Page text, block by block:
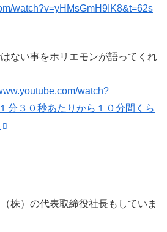
watch?v=yHMsGmH9IK8&t=62s
ない事をホリエモンが語ってくれ
watch?
分３０秒あたりから１０分間くら
株）の代表取締役社長もしていま